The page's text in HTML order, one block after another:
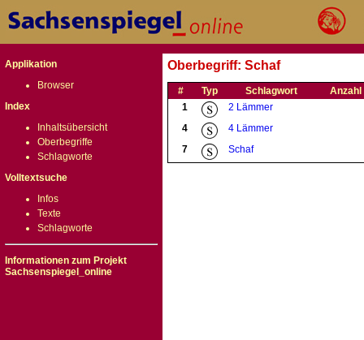
Applikation
Browser
Index
Inhaltsübersicht
Oberbegriffe
Schlagworte
Volltextsuche
Infos
Texte
Schlagworte
Informationen zum Projekt
Sachsenspiegel_online
Oberbegriff: Schaf
# Typ Schlagwort
Anzahl
1
2 Lämmer
4
4 Lämmer
7
Schaf